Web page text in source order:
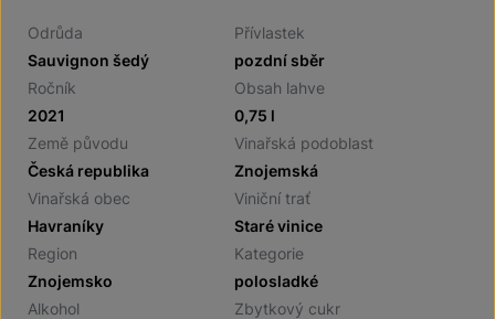
Odrůda
Sauvignon šedý
Přívlastek
pozdní sběr
Ročník
2021
Obsah lahve
0,75 l
Země původu
Česká republika
Vinařská podoblast
Znojemská
Vinařská obec
Havraníky
Viniční trať
Staré vinice
Region
Znojemsko
Kategorie
polosladké
Alkohol
Zbytkový cukr